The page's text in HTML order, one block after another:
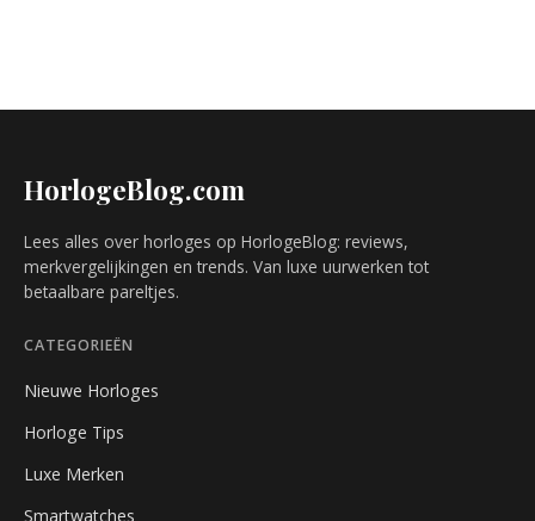
HorlogeBlog.com
Lees alles over horloges op HorlogeBlog: reviews,
merkvergelijkingen en trends. Van luxe uurwerken tot
betaalbare pareltjes.
CATEGORIEËN
Nieuwe Horloges
Horloge Tips
Luxe Merken
Smartwatches